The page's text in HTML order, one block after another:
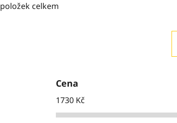
položek celkem
Cena
1730 Kč